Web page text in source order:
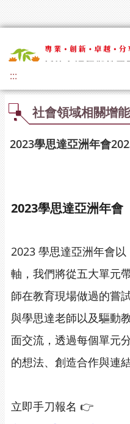
:::
社會領域相關增
2023學思達亞洲年會
2023學思達亞洲年會
2023 學思達亞洲年會以
軸，我們將從五大單元
師在教育現場做過的嘗
與學思達老師以及驅動
面交流，透過每個單元
的想法、創造合作與連結
立即手刀報名 👉